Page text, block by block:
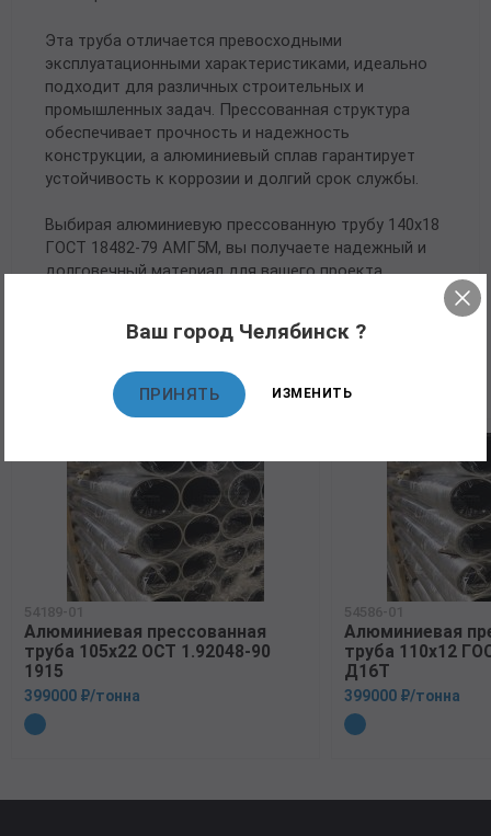
Эта труба отличается превосходными
эксплуатационными характеристиками, идеально
подходит для различных строительных и
промышленных задач. Прессованная структура
обеспечивает прочность и надежность
конструкции, а алюминиевый сплав гарантирует
устойчивость к коррозии и долгий срок службы.
Выбирая алюминиевую прессованную трубу 140х18
ГОСТ 18482-79 АМГ5М, вы получаете надежный и
долговечный материал для вашего проекта.
Рекомендуемые товары
54189-01
Алюминиевая прессованная
труба 105х22 ОСТ 1.92048-90
1915
399000 ₽/тонна
54586-01
Алюминиевая
труба 110х12
Д16Т
399000 ₽/тонна
Ваш город Челябинск ?
ПРИНЯТЬ ИЗМЕНИТЬ